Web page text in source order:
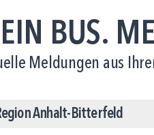
BUS.
Meldungen aus
Anhalt-Bitterfeld